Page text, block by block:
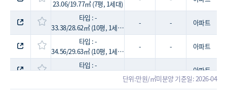
23.06/19.77㎡ (7평, 1세대)
타입 : -
33.38/28.62㎡ (10평, 1세대)
- -
아파트
타입 : -
34.56/29.63㎡ (10평, 1세대)
- -
아파트
타입 : -
- -
아파트
타입 : -
단위:만원/㎡미분양 기준일: 2026-04